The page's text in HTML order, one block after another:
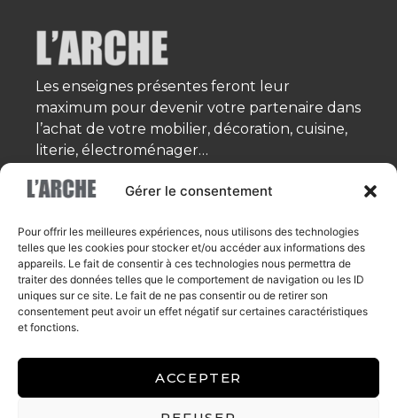
Gérer le consentement
Pour offrir les meilleures expériences, nous utilisons des technologies
telles que les cookies pour stocker et/ou accéder aux informations des
appareils. Le fait de consentir à ces technologies nous permettra de
traiter des données telles que le comportement de navigation ou les ID
uniques sur ce site. Le fait de ne pas consentir ou de retirer son
consentement peut avoir un effet négatif sur certaines caractéristiques
et fonctions.
ACCEPTER
Les enseignes présentes feront leur
maximum pour devenir votre partenaire dans
l’achat de votre mobilier, décoration, cuisine,
literie, électroménager…
Accueil
Enseignes
Offres
Jobs
Plan d’accès